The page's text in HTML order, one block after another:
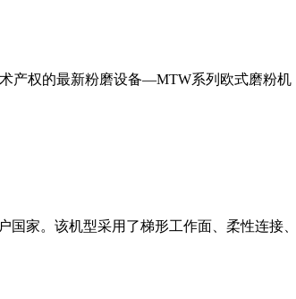
权的最新粉磨设备—MTW系列欧式磨粉
家。该机型采用了梯形工作面、柔性连接